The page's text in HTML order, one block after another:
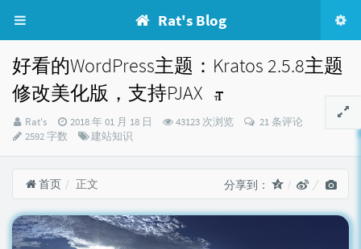
Rat's Blog
好看的WordPress主题：Kratos 2.5.8主题
修改美化版，支持PJAX
博
主：
Rat's
发
布
2018 年 01 月 18 日 43123 次浏览
21 条评论
2592 字数
分
建站知识
首页 正文 分享到：